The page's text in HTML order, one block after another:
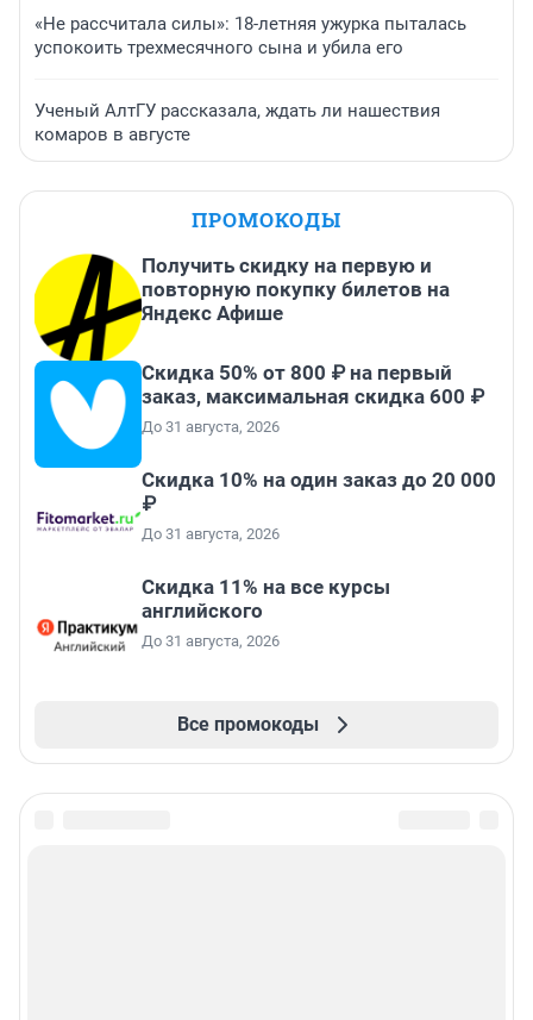
«Не рассчитала силы»: 18-летняя ужурка пыталась
успокоить трехмесячного сына и убила его
Ученый АлтГУ рассказала, ждать ли нашествия
комаров в августе
ПРОМОКОДЫ
Получить скидку на первую и
повторную покупку билетов на
Яндекс Афише
Скидка 50% от 800 ₽ на первый
заказ, максимальная скидка 600 ₽
До 31 августа, 2026
Скидка 10% на один заказ до 20 000
₽
До 31 августа, 2026
Скидка 11% на все курсы
английского
До 31 августа, 2026
Все промокоды